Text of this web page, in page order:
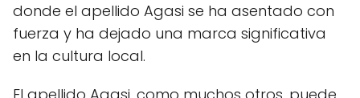
donde el apellido Agasi se ha asentado con
fuerza y ha dejado una marca significativa
en la cultura local.